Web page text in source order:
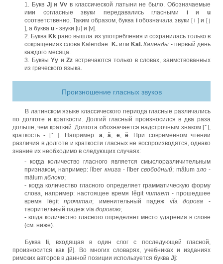
1. Букв JjиVv в классической латыни не было. Обозначаемые
ими согласные звуки передавались гласными iиu
соответственно. Таким образом, буква iобозначала звуки [ i ] и [ j
], а буква u - звуки [u] и [v].
2. БукваKk рано вышла из употребления и сохранилась только в
сокращениях слова Kalendae: K.илиKal. Календы - первый день
каждого месяца.
3. БуквыYy иZz встречаются только в словах, заимствованных
из греческого языка.
Произношение гласных звуков
В латинском языке классического периода гласные различались
по долготе и краткости. Долгий гласный произносился в два раза
дольше, чем краткий. Долгота обозначается надстрочным знаком [ ̄ ],
краткость - [ ̆ ]. Например: ā,ă; ē,ĕ. При современном чтении
различия в долготе и краткости гласных не воспроизводятся, однако
знание их необходимо в следующих случаях:
- когда количество гласного является смыслоразличительным
признаком, например: lĭber книга - līberсвободный; mălum зло-
mālum яблоко;
- когда количество гласного определяет грамматическую форму
слова, например: настоящее время lĕgit читает- прошедшее
время lēgitпрочитал; именительный падеж vĭaдорога
-
творительный падеж vīa дорогою;
- когда количество гласного определяет место ударения в слове
(см. ниже).
БукваIi , входящая в один слог с последующей гласной,
произносится как [й]. Во многих словарях, учебниках и изданиях
римских авторов в данной позиции используется буква Jj: